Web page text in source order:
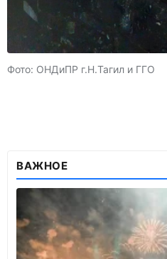
Фото: ОНДиПР г.Н.Тагил и ГГО
ВАЖНОЕ